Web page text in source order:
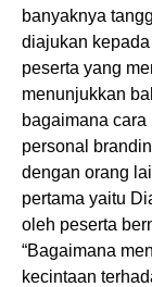
banyaknya
diajukan
peserta yang
menunjukkan
bagaimana
personal
dengan orang
pertama yaitu
oleh peserta
“Bagaimana
kecintaan